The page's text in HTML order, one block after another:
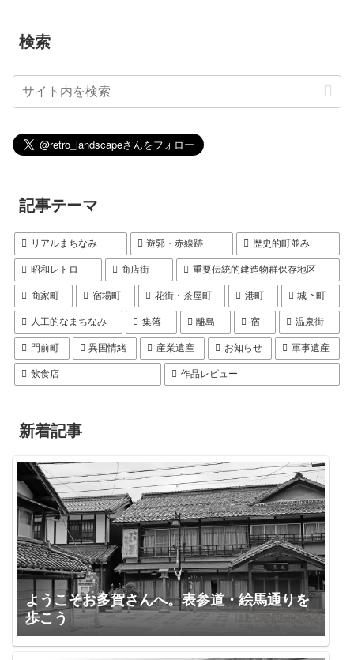
検索
記事テーマ
リアルまちなみ 遊郭・赤線跡 歴史的町並み
昭和レトロ 商店街 重要伝統的建造物群保存地区
商家町 宿場町 花街・茶屋町 港町 城下町
人工的なまちなみ 集落 離島 宿 温泉街
門前町 異国情緒 産業遺産 お知らせ 軍事遺産
飲食店 作品レビュー
新着記事
ようこそお多賀さんへ。表参道・絵馬通りを
歩こう